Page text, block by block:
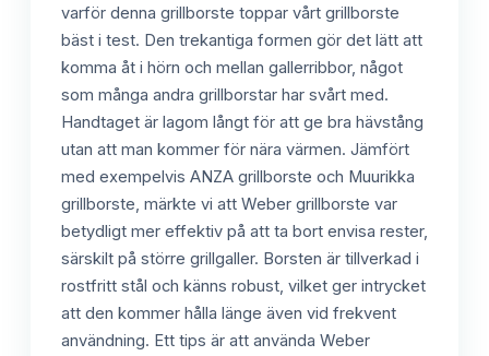
varför denna grillborste toppar vårt grillborste
bäst i test. Den trekantiga formen gör det lätt att
komma åt i hörn och mellan gallerribbor, något
som många andra grillborstar har svårt med.
Handtaget är lagom långt för att ge bra hävstång
utan att man kommer för nära värmen. Jämfört
med exempelvis ANZA grillborste och Muurikka
grillborste, märkte vi att Weber grillborste var
betydligt mer effektiv på att ta bort envisa rester,
särskilt på större grillgaller. Borsten är tillverkad i
rostfritt stål och känns robust, vilket ger intrycket
att den kommer hålla länge även vid frekvent
användning. Ett tips är att använda Weber